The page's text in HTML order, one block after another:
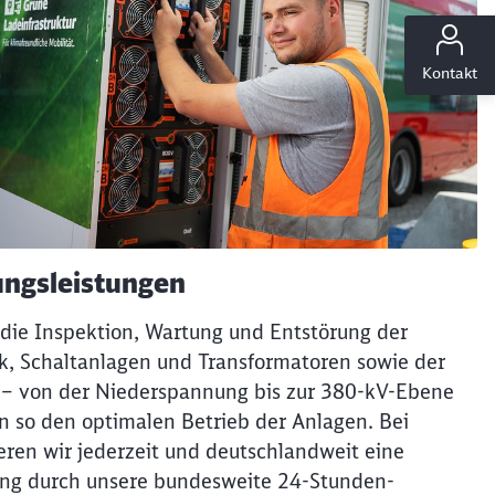
Kontakt
Inspektion, Wartung und Entstörung der
Schaltanlagen und Transformatoren sowie der
von der Niederspannung bis zur 380-kV-Ebene
so den optimalen Betrieb der Anlagen. Bei
wir jederzeit und deutschlandweit eine
durch unsere bundesweite 24-Stunden-